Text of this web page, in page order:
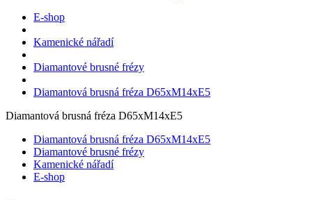
E-shop
Kamenické nářadí
Diamantové brusné frézy
Diamantová brusná fréza D65xM14xE5
Diamantová brusná fréza D65xM14xE5
Diamantová brusná fréza D65xM14xE5
Diamantové brusné frézy
Kamenické nářadí
E-shop